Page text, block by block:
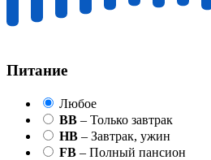
Питание
Любое
BB – Только завтрак
HB – Завтрак, ужин
FB – Полный пансион